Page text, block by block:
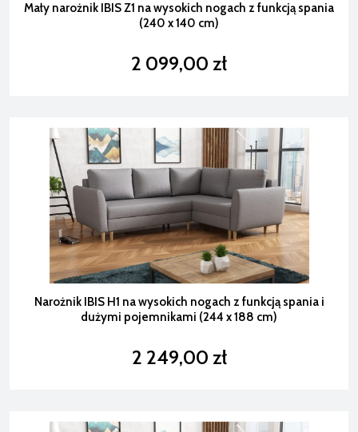
Mały narożnik IBIS Z1 na wysokich nogach z funkcją spania
(240 x 140 cm)
2 099,00 zł
Narożnik IBIS H1 na wysokich nogach z funkcją spania i
dużymi pojemnikami (244 x 188 cm)
2 249,00 zł